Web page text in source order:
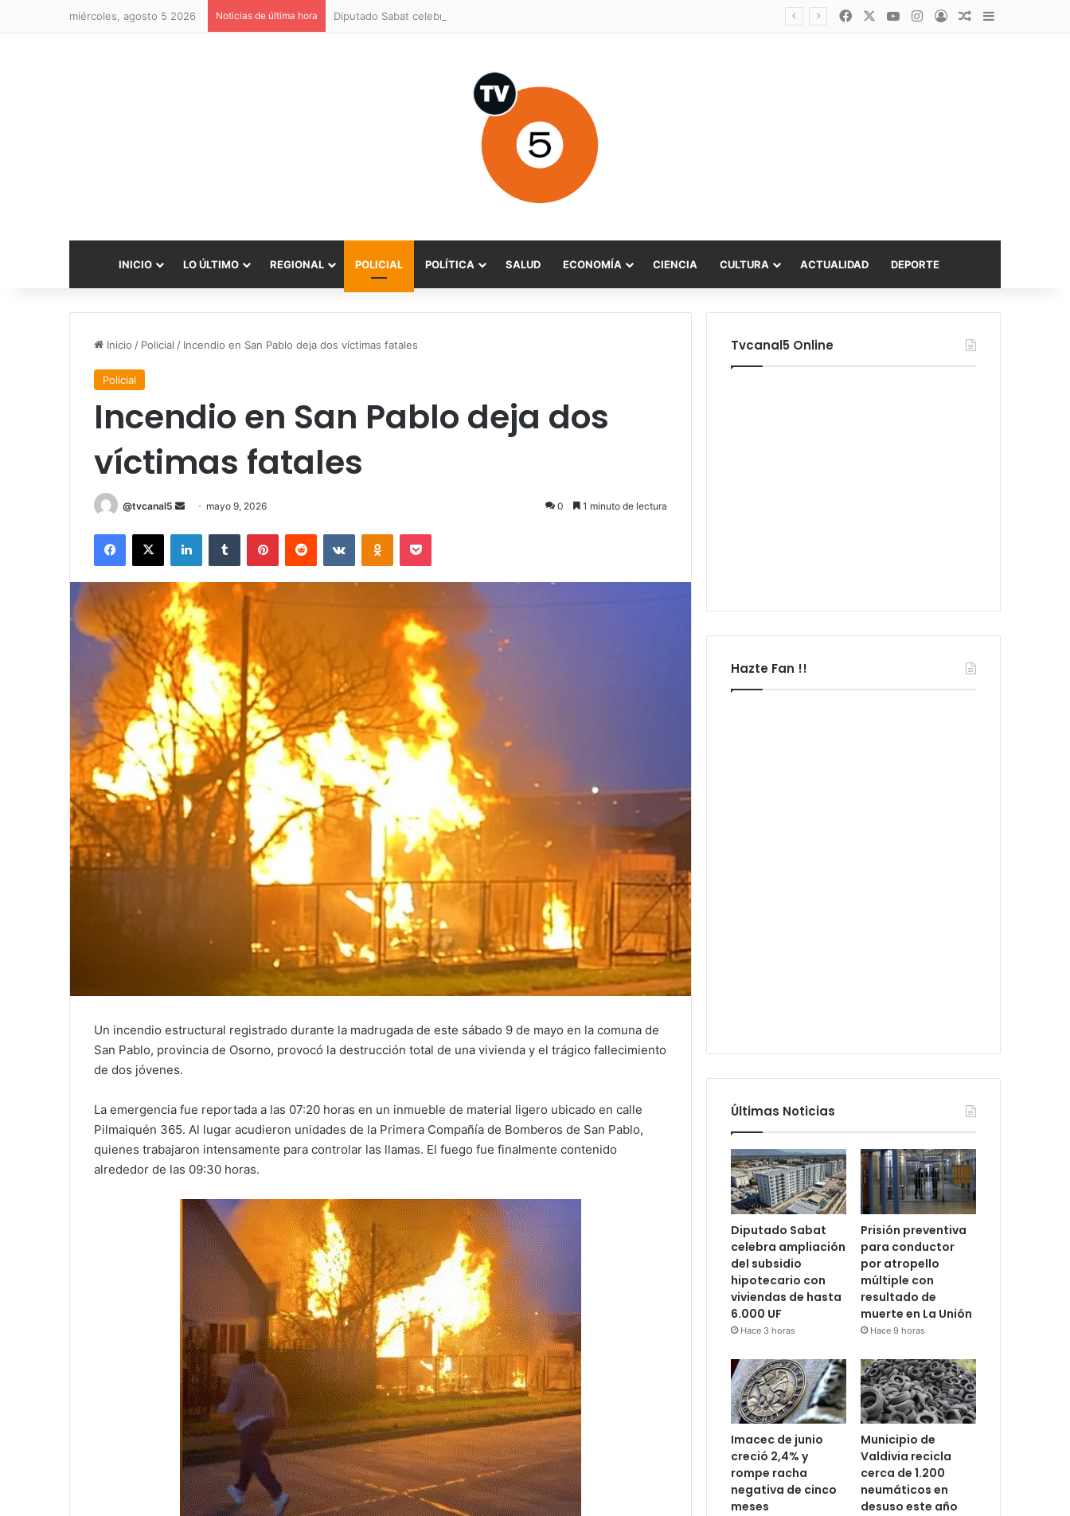
miércoles, agosto 5 2026 Noticias de última hora FacebookYouTubeInstagram
AccesoPublicación al
Barra lateral
INICIO LO ÚLTIMO REGIONAL POLICIAL POLÍTICA SALUD ECONOMÍA CIENCIA CULTURA ACTUALIDAD DEPORTE
Inicio / Policial / Incendio en San Pablo deja dos víctimas fatales
Policial
Incendio en San Pablo deja dos
víctimas fatales
@tvcanal5
Send
email
mayo 9, 2026 0 1 minuto de lectura
Facebook
X LinkedInTumblr PinterestReddit VKontakteOdnoklassniki
Pocket
Un incendio estructural registrado durante la madrugada de este sábado 9 de mayo en la comuna de
San Pablo, provincia de Osorno, provocó la destrucción total de una vivienda y el trágico fallecimiento
de dos jóvenes.
La emergencia fue reportada a las 07:20 horas en un inmueble de material ligero ubicado en calle
Pilmaiquén 365. Al lugar acudieron unidades de la Primera Compañía de Bomberos de San Pablo,
quienes trabajaron intensamente para controlar las llamas. El fuego fue finalmente contenido
alrededor de las 09:30 horas.
Tvcanal5 Online
Hazte Fan !!
Últimas Noticias
Diputado Sabat
celebra ampliación
del subsidio
hipotecario con
viviendas de hasta
6.000 UF
Hace 3 horas
Prisión preventiva
para conductor
por atropello
múltiple con
resultado de
muerte en La Unión
Hace 9 horas
Imacec de junio
creció 2,4% y
rompe racha
negativa de cinco
meses
Municipio de
Valdivia recicla
cerca de 1.200
neumáticos en
desuso este año